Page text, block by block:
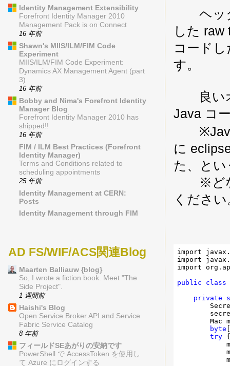
ヘッダ
した
コード
す。
良いオ
Java コ
※Java
に
た、と
※どな
ください
import
import
import
public
class
private
Mac
byte
try {
Identity Management Extensibility
Forefront Identity Manager 2010
Management Pack is on Connect
16 年前
Shawn's MIIS/ILM/FIM Code
Experiment
MIIS/ILM/FIM Code Experiment:
Dynamics AX Management Agent (part
3)
16 年前
Bobby and Nima's Forefront Identity
Manager Blog
Forefront Identity Manager 2010 has
shipped!!
16 年前
FIM / ILM Best Practices (Forefront
Identity Manager)
Terms and Conditions related to
scheduling appointments
25 年前
Identity Management at CERN:
Posts
Identity Management through FIM
AD FS/WIF/ACS関連Blog
Maarten Balliauw {blog}
So, I wrote a fiction book. Meet "The
Side Project".
1 週間前
Haishi's Blog
Open Service Broker API and Service
Fabric Service Catalog
8 年前
フィールドSEあがりの安納です
PowerShell で AccessToken を使用し
て Azure にログインする